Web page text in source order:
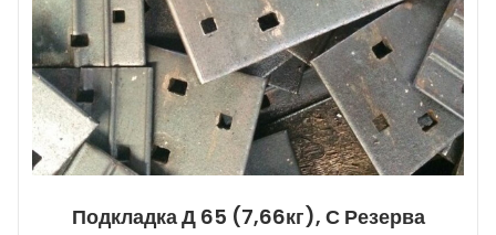
Подкладка Д 65 (7,66кг), С Резерва